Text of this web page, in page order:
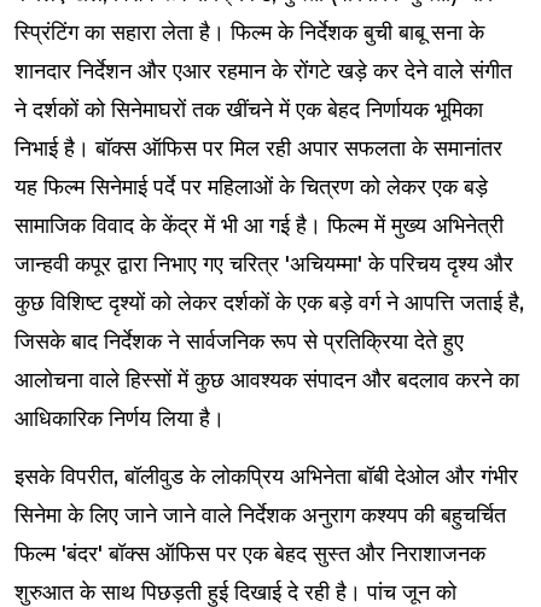
स्प्रिंटिंग का सहारा लेता है। फिल्म के निर्देशक बुची बाबू सना के
शानदार निर्देशन और एआर रहमान के रोंगटे खड़े कर देने वाले संगीत
ने दर्शकों को सिनेमाघरों तक खींचने में एक बेहद निर्णायक भूमिका
निभाई है। बॉक्स ऑफिस पर मिल रही अपार सफलता के समानांतर
यह फिल्म सिनेमाई पर्दे पर महिलाओं के चित्रण को लेकर एक बड़े
सामाजिक विवाद के केंद्र में भी आ गई है। फिल्म में मुख्य अभिनेत्री
जान्हवी कपूर द्वारा निभाए गए चरित्र 'अचियम्मा' के परिचय दृश्य और
कुछ विशिष्ट दृश्यों को लेकर दर्शकों के एक बड़े वर्ग ने आपत्ति जताई है,
जिसके बाद निर्देशक ने सार्वजनिक रूप से प्रतिक्रिया देते हुए
आलोचना वाले हिस्सों में कुछ आवश्यक संपादन और बदलाव करने का
आधिकारिक निर्णय लिया है।
इसके विपरीत, बॉलीवुड के लोकप्रिय अभिनेता बॉबी देओल और गंभीर
सिनेमा के लिए जाने जाने वाले निर्देशक अनुराग कश्यप की बहुचर्चित
फिल्म 'बंदर' बॉक्स ऑफिस पर एक बेहद सुस्त और निराशाजनक
शुरुआत के साथ पिछड़ती हुई दिखाई दे रही है। पांच जून को